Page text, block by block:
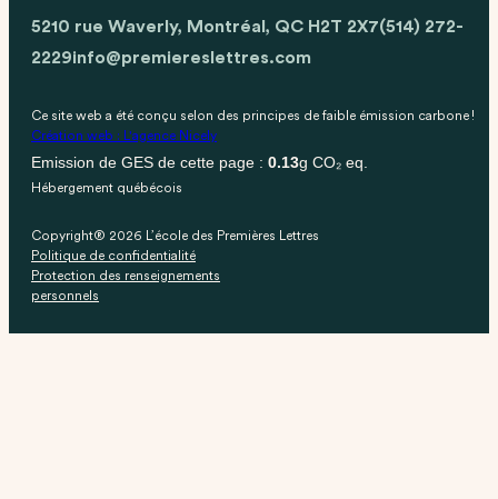
5210 rue Waverly, Montréal, QC H2T 2X7(514) 272-
2229info@premiereslettres.com
Ce site web a été conçu selon des principes de faible émission carbone !
Création web : L'agence Nicely
Emission de GES de cette page : 0.13g CO₂ eq.
Hébergement québécois
Copyright® 2026 L’école des Premières Lettres
Politique de confidentialité
Protection des renseignements
personnels